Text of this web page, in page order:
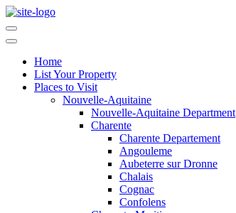
Home
List Your Property
Places to Visit
Nouvelle-Aquitaine
Nouvelle-Aquitaine Department
Charente
Charente Departement
Angouleme
Aubeterre sur Dronne
Chalais
Cognac
Confolens